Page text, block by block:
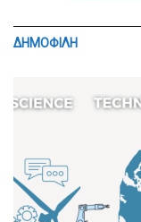
ΔΗΜΟΦΙΛΗ